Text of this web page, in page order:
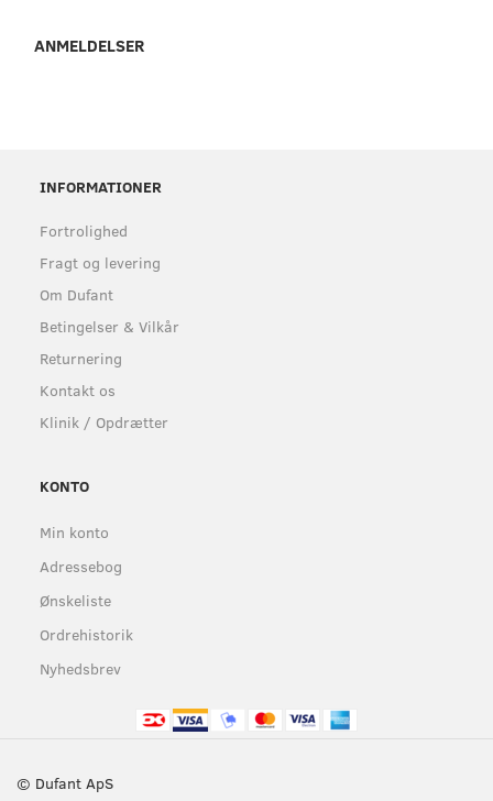
ANMELDELSER
INFORMATIONER
Fortrolighed
Fragt og levering
Om Dufant
Betingelser & Vilkår
Returnering
Kontakt os
Klinik / Opdrætter
KONTO
Min konto
Adressebog
Ønskeliste
Ordrehistorik
Nyhedsbrev
© Dufant ApS